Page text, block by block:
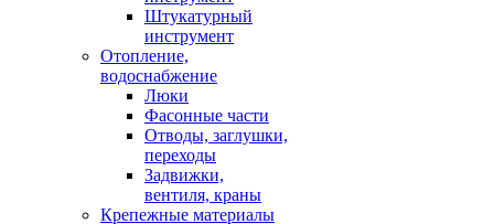
Штукатурный
инструмент
Отопление,
водоснабжение
Люки
Фасонные части
Отводы, заглушки,
переходы
Задвижки,
вентиля, краны
Крепежные материалы